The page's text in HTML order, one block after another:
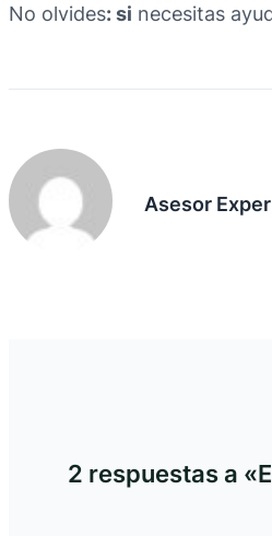
No olvides: si necesitas
Asesor
2 respuestas a